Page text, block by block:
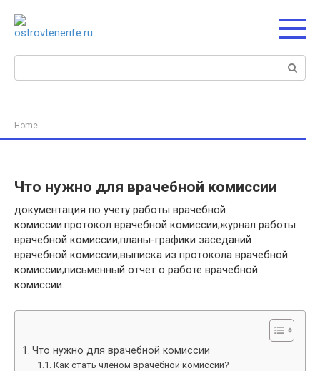
контенту
Поиск:
Home
Что нужно для врачебной комиссии
документация по учету работы врачебной
комиссии:протокол врачебной комиссии;журнал работы
врачебной комиссии;планы-графики заседаний
врачебной комиссии;выписка из протокола врачебной
комиссии;письменный отчет о работе врачебной
комиссии.
Что нужно для врачебной комиссии
Как стать членом врачебной комиссии?